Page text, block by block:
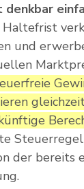
denkbar
und
der bereits